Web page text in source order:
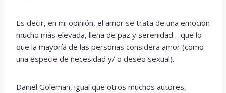
Es decir, en mi opinión, el amor se trata de una emoción
mucho más elevada, llena de paz y serenidad… que lo
que la mayoría de las personas considera amor (como
una especie de necesidad y/ o deseo sexual).
Daniel Goleman, igual que otros muchos autores,